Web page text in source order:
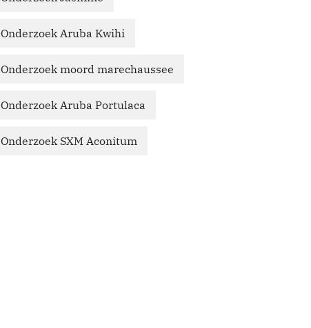
Onderzoek Aruba Kwihi
Onderzoek moord marechaussee
Onderzoek Aruba Portulaca
Onderzoek SXM Aconitum